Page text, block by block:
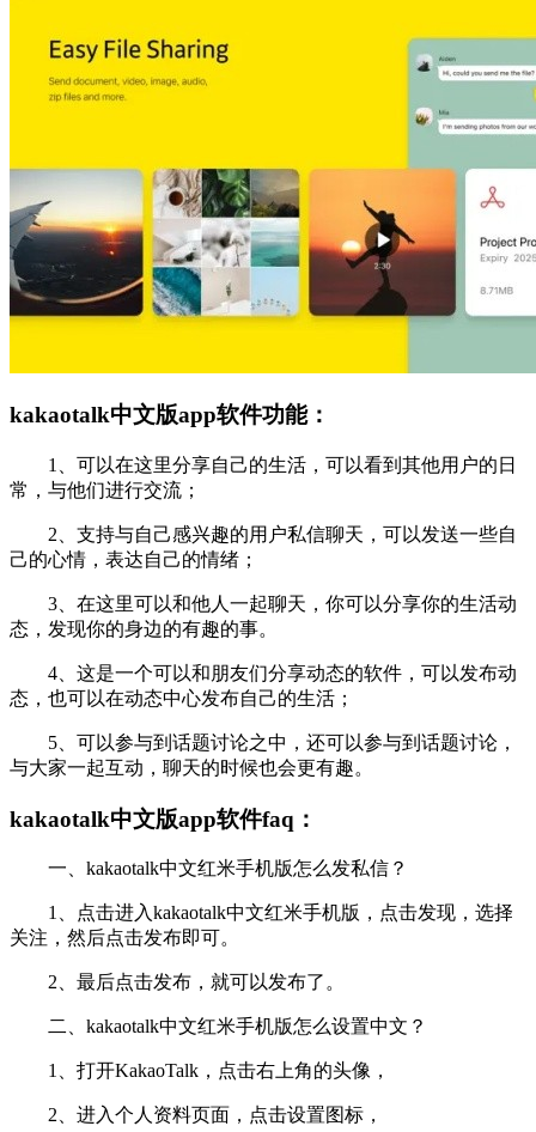
kakaotalk中文版app软件功能：
1、可以在这里分享自己的生活，可以看到其他用户的日
常，与他们进行交流；
2、支持与自己感兴趣的用户私信聊天，可以发送一些自
己的心情，表达自己的情绪；
3、在这里可以和他人一起聊天，你可以分享你的生活动
态，发现你的身边的有趣的事。
4、这是一个可以和朋友们分享动态的软件，可以发布动
态，也可以在动态中心发布自己的生活；
5、可以参与到话题讨论之中，还可以参与到话题讨论，
与大家一起互动，聊天的时候也会更有趣。
kakaotalk中文版app软件faq：
一、kakaotalk中文红米手机版怎么发私信？
1、点击进入kakaotalk中文红米手机版，点击发现，选择
关注，然后点击发布即可。
2、最后点击发布，就可以发布了。
二、kakaotalk中文红米手机版怎么设置中文？
1、打开KakaoTalk，点击右上角的头像，
2、进入个人资料页面，点击设置图标，